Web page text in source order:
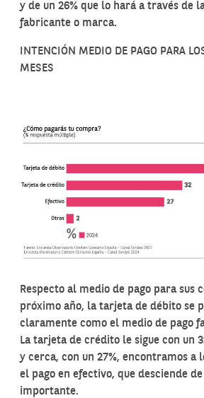
y de un 26% que lo hará a través de
fabricante o marca.
INTENCIÓN MEDIO DE PAGO PARA
MESES
Respecto al medio de pago para sus
próximo año, la tarjeta de débito se
claramente como el medio de pago
La tarjeta de crédito le sigue con un
y cerca, con un 27%, encontramos a
el pago en efectivo, que desciende
importante.